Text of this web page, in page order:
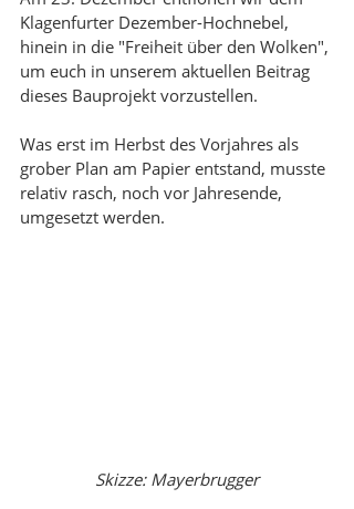
Klagenfurter Dezember-Hochnebel,
hinein in die "Freiheit über den Wolken",
um euch in unserem aktuellen Beitrag
dieses Bauprojekt vorzustellen.
Was erst im Herbst des Vorjahres als
grober Plan am Papier entstand, musste
relativ rasch, noch vor Jahresende,
umgesetzt werden.
Skizze: Mayerbrugger